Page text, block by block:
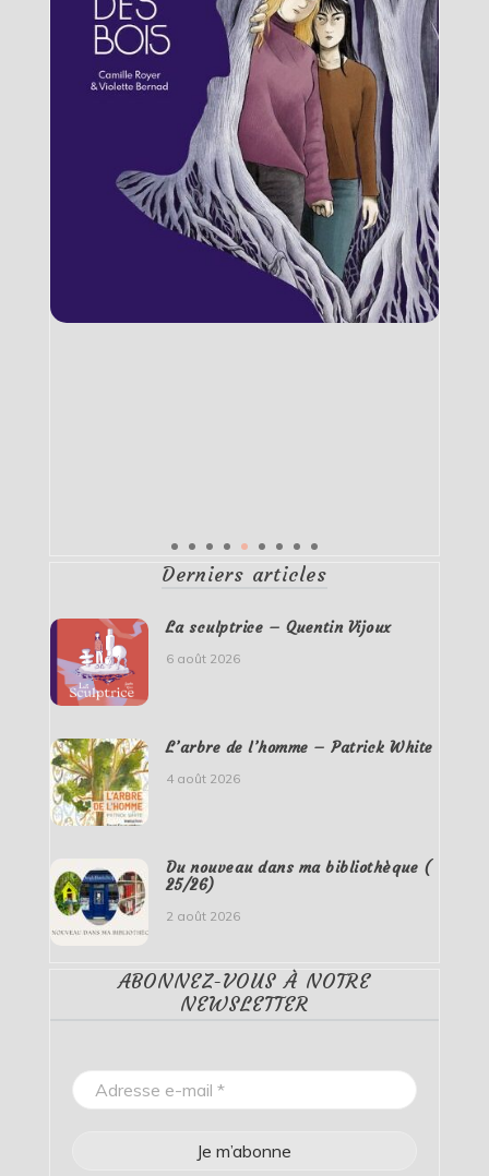
Derniers articles
La sculptrice – Quentin Vijoux
6 août 2026
L’arbre de l’homme – Patrick White
4 août 2026
Du nouveau dans ma bibliothèque (
25/26)
2 août 2026
ABONNEZ-VOUS À NOTRE
NEWSLETTER